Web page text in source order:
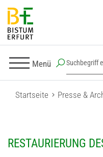
Menü
Startseite Presse &
RESTAURIERUNG